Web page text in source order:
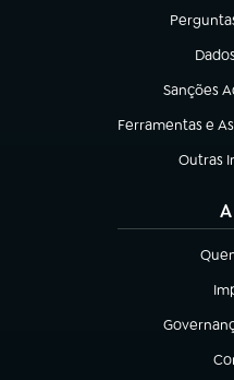
(abre em
(abre
Sanções
(abre em
Ferramentas e
(abre em nova
Outras
(abre
(abre em